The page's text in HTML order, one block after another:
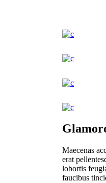
Maecenas
erat
lobortis
faucibus